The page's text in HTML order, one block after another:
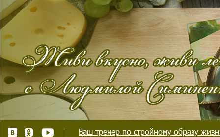
Ваш тренер по стройному образу